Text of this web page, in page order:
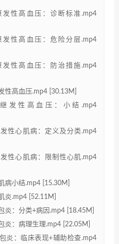
发性高血压：诊断标准.mp4
发性高血压：危险分层.mp4
发性高血压：防治措施.mp4
性高血压.mp4 [30.13M]
发性高血压：小结.mp4
性心肌病：定义及分类.mp4
性心肌病：限制性心肌.mp4
病小结.mp4 [15.30M]
炎.mp4 [52.11M]
炎：分类+病因.mp4 [18.45M]
炎：病理生理.mp4 [22.05M]
炎：临床表现+辅助检查.mp4